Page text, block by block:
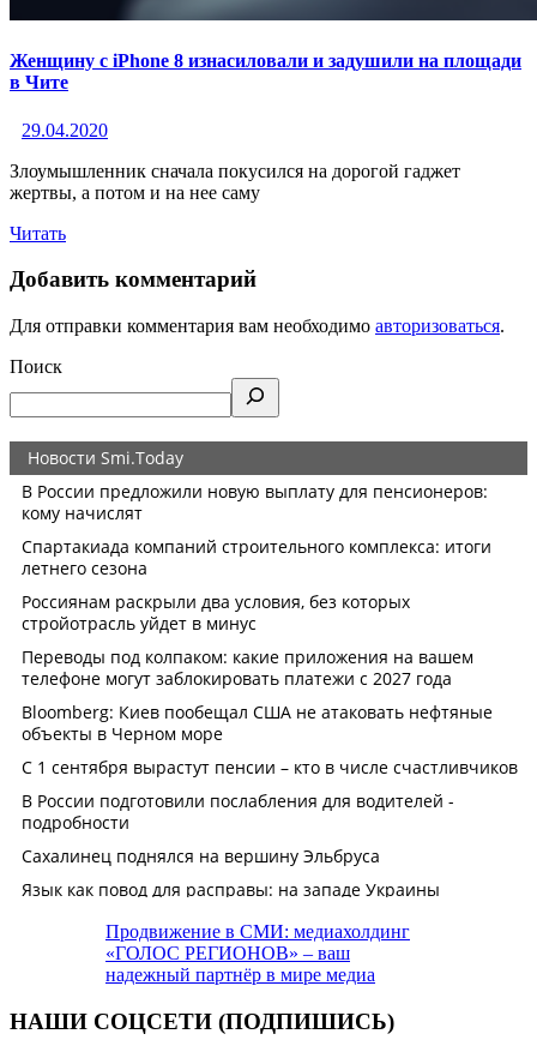
Женщину с iPhone 8 изнасиловали и задушили на площади
в Чите
29.04.2020
Злоумышленник сначала покусился на дорогой гаджет
жертвы, а потом и на нее саму
Читать
Добавить комментарий
Для отправки комментария вам необходимо авторизоваться.
Поиск
Продвижение в СМИ: медиахолдинг
«ГОЛОС РЕГИОНОВ» – ваш
надежный партнёр в мире медиа
НАШИ СОЦСЕТИ (ПОДПИШИСЬ)